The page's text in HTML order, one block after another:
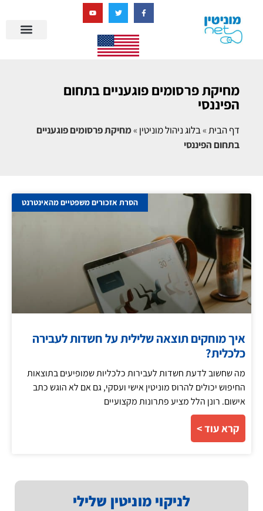
מחיקת פרסומים פוגעניים בתחום
הפיננסי
דף הבית»בלוג ניהול מוניטין »מחיקת פרסומים פוגעניים
בתחום הפיננסי
לניקוי מוניטין שלילי
הסרת אזכורים משפטיים מהאינטרנט
איך מוחקים תוצאה שלילית על חשדות לעבירה
כלכלית?
מה שחשוב לדעת חשדות לעבירות כלכליות שמופיעים בתוצאות
החיפוש יכולים להרוס מוניטין אישי ועסקי, גם אם לא הוגש כתב
אישום. רונן הלל מציע פתרונות מקצועיים
קרא עוד >